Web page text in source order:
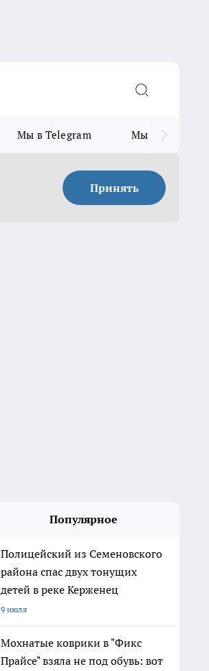
Мы в Telegram Мы в MAX
Принять
Популярное
Полицейский из Семеновского
района спас двух тонущих
детей в реке Керженец
9 июля
Мохнатые коврики в "Фикс
Прайсе" взяла не под обувь: вот